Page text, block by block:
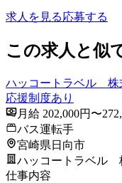
求人を見る応募する
この求人と似
ハッコートラベル 株
応援制度あり
月給 202,000円〜
バス運転手
宮崎県日向市
ハッコートラベル
仕事内容